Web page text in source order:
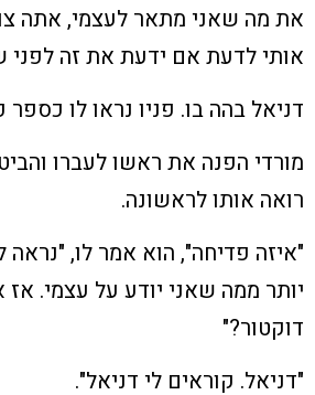
את מה שאני מתאר לעצמי, אתה
אותי לדעת אם ידעת את זה לפני
דניאל בהה בו. פניו נראו לו כספר
מורדי הפנה את ראשו לעברו
רואה אותו לראשונה.
"איזה פדיחה", הוא אמר לו, "נראה
יותר ממה שאני יודע על עצמי. אז
דוקטור?"
"דניאל. קוראים לי דניאל".